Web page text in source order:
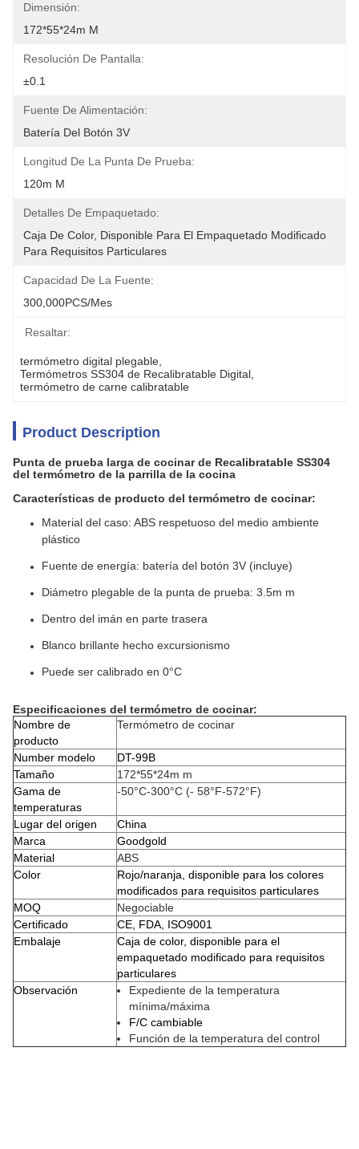
Dimensión:
172*55*24m M
Resolución De Pantalla:
±0.1
Fuente De Alimentación:
Batería Del Botón 3V
Longitud De La Punta De Prueba:
120m M
Detalles De Empaquetado:
Caja De Color, Disponible Para El Empaquetado Modificado
Para Requisitos Particulares
Capacidad De La Fuente:
300,000PCS/mes
Resaltar:
termómetro digital plegable
Termómetros SS304 de Recalibratable Digital
termómetro de carne calibratable
Product Description
Punta de prueba larga de cocinar de Recalibratable SS304
del termómetro de la parrilla de la cocina
Características de producto del termómetro de cocinar:
Material del caso: ABS respetuoso del medio ambiente
plástico
Fuente de energía: batería del botón 3V (incluye)
Diámetro plegable de la punta de prueba: 3.5m m
Dentro del imán en parte trasera
Blanco brillante hecho excursionismo
Puede ser calibrado en 0°C
Especificaciones del termómetro de cocinar:
Nombre de
producto
Termómetro de cocinar
Number modelo
DT-99B
Tamaño
172*55*24m m
Gama de
temperaturas
-50°C-300°C (- 58°F-572°F)
Lugar del origen
China
Marca
Goodgold
Material
ABS
Color
Rojo/naranja, disponible para los colores
modificados para requisitos particulares
MOQ
Negociable
Certificado
CE, FDA, ISO9001
Embalaje
Caja de color, disponible para el
empaquetado modificado para requisitos
particulares
Observación
Expediente de la temperatura
mínima/máxima
F/C cambiable
Función de la temperatura del control